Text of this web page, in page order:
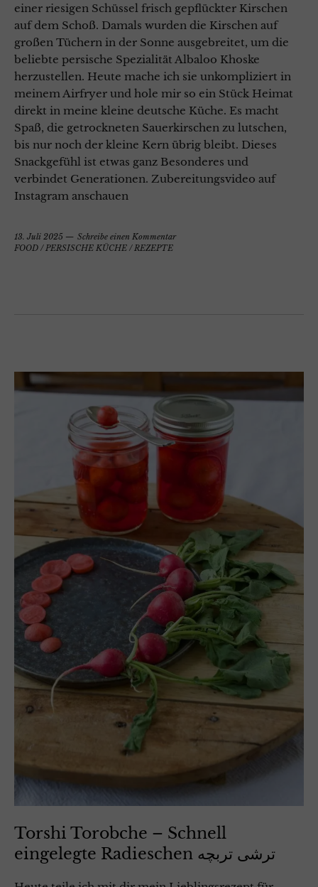
einer riesigen Schüssel frisch gepflückter Kirschen
auf dem Schoß. Damals wurden die Kirschen auf
großen Tüchern in der Sonne ausgebreitet, um die
beliebte persische Spezialität Albaloo Khoske
herzustellen. Heute mache ich sie unkompliziert in
meinem Airfryer und hole mir so ein Stück Heimat
direkt in meine kleine deutsche Küche. Es macht
Spaß, die getrockneten Sauerkirschen zu lutschen,
bis nur noch der kleine Kern übrig bleibt. Dieses
Snackgefühl ist etwas ganz Besonderes und
verbindet Generationen. Zubereitungsvideo auf
Instagram anschauen
13. Juli 2025
Schreibe einen Kommentar
FOOD / PERSISCHE KÜCHE / REZEPTE
Torshi Torobche – Schnell
eingelegte Radieschen ترشی تربچه